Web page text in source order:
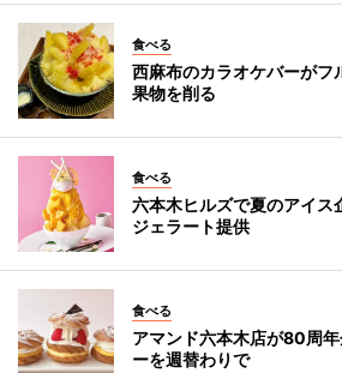
食べる
西麻布のカラオケバーが
果物を削る
食べる
六本木ヒルズで夏のアイ
ジェラート提供
食べる
アマンド六本木店が80周
ーを週替わりで